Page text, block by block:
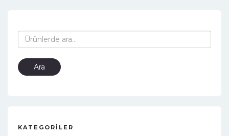
Ara:
Ara
KATEGORILER